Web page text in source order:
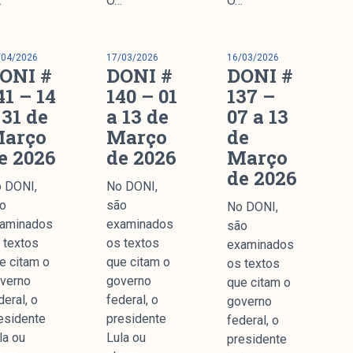
História
Mídia
Parceria
2026
#
– 14
de
2026
DONI,
textos
citam o
o
ou
17/03/2026
DONI #
140 – 01
a 13 de
Março
de 2026
No DONI,
são
examinados
os textos
que citam o
governo
federal, o
presidente
Lula ou
16/03/2026
DONI #
137 –
07 a 13
de
Março
de 2026
No DONI,
são
examinados
os textos
que citam o
governo
federal, o
presidente